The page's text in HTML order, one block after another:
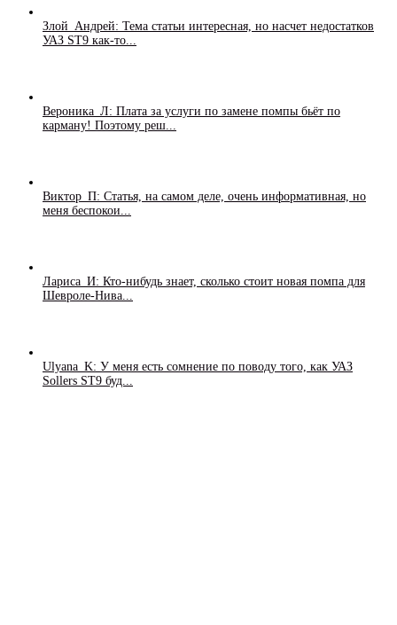
Злой_Андрей: Тема статьи интересная, но насчет недостатков
УАЗ ST9 как-то...
Вероника_Л: Плата за услуги по замене помпы бьёт по
карману! Поэтому реш...
Виктор_П: Статья, на самом деле, очень информативная, но
меня беспокои...
Лариса_И: Кто-нибудь знает, сколько стоит новая помпа для
Шевроле-Нива...
Ulyana_K: У меня есть сомнение по поводу того, как УАЗ
Sollers ST9 буд...